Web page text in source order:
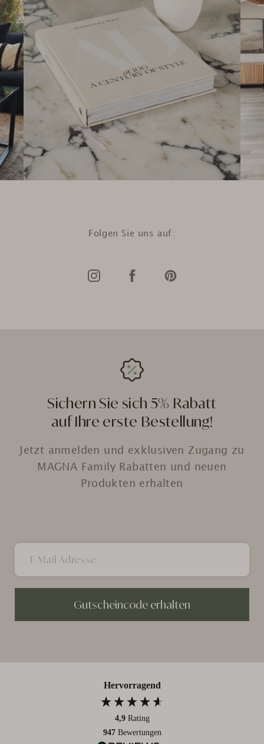
Folgen Sie uns auf:
Sichern Sie sich 5% Rabatt
auf Ihre erste Bestellung!
Jetzt anmelden und exklusiven Zugang zu
MAGNA Family Rabatten und neuen
Produkten erhalten
Gutscheincode erhalten
Hervorragend
4,9 Rating
947 Bewertungen